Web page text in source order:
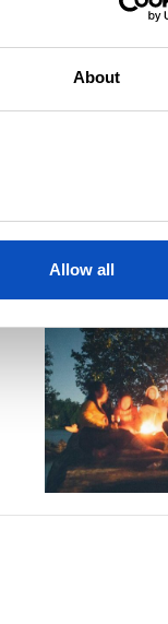
About
Allow all